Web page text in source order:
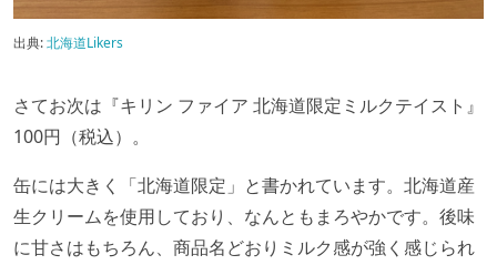
出典:北海道Likers
さてお次は『キリン ファイア 北海道限定ミルクテイスト』
100円（税込）。
缶には大きく「北海道限定」と書かれています。北海道産
生クリームを使用しており、なんともまろやかです。後味
に甘さはもちろん、商品名どおりミルク感が強く感じられ